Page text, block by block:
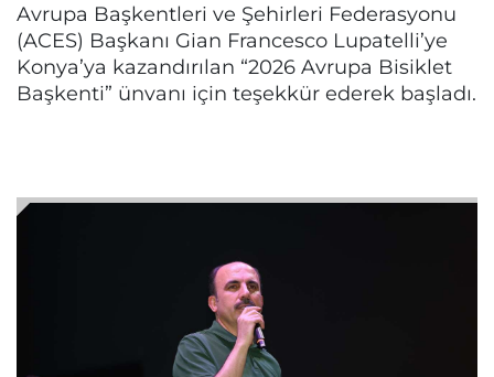
Avrupa Başkentleri ve Şehirleri Federasyonu
(ACES) Başkanı Gian Francesco Lupatelli’ye
Konya’ya kazandırılan “2026 Avrupa Bisiklet
Başkenti” ünvanı için teşekkür ederek başladı.